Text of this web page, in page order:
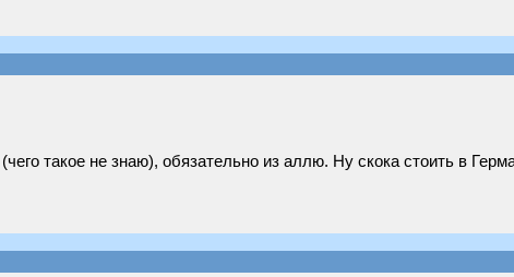
такое не знаю), обязательно из аллю. Ну скока стоить в